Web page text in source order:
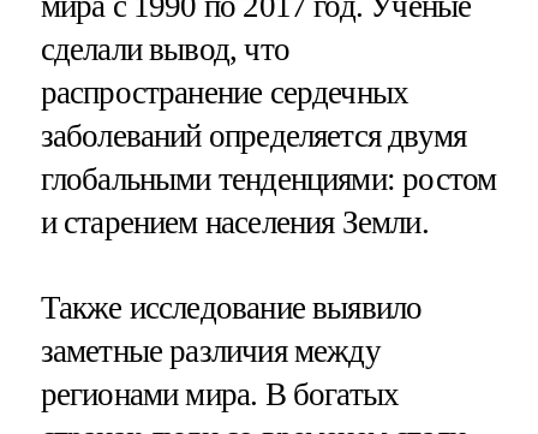
сделали вывод, что
распространение сердечных
заболеваний определяется двумя
глобальными тенденциями: ростом
и старением населения Земли.
Также исследование выявило
заметные различия между
регионами мира. В богатых